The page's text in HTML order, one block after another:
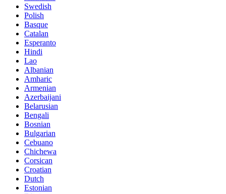
Swedish
Polish
Basque
Catalan
Esperanto
Hindi
Lao
Albanian
Amharic
Armenian
Azerbaijani
Belarusian
Bengali
Bosnian
Bulgarian
Cebuano
Chichewa
Corsican
Croatian
Dutch
Estonian